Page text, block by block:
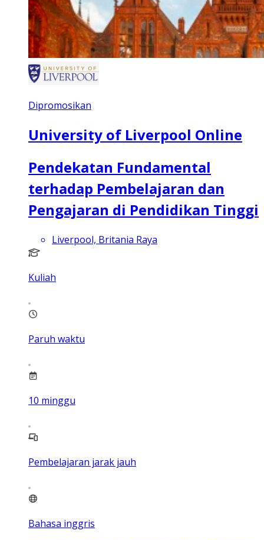
Dipromosikan
University of Liverpool Online
Pendekatan Fundamental
terhadap Pembelajaran dan
Pengajaran di Pendidikan Tinggi
Liverpool, Britania Raya
Kuliah
Paruh waktu
10 minggu
Pembelajaran jarak jauh
Bahasa inggris